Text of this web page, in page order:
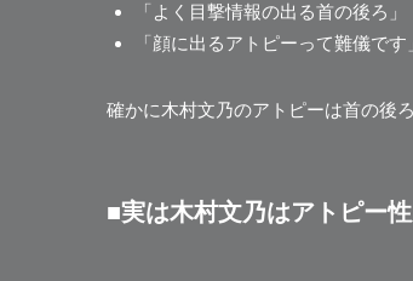
「よく目撃情報の出る首の後ろ 」
「顔に出るアトピーって難儀です」
確かに木村文乃のアトピーは首の後
■実は木村文乃はアトピー